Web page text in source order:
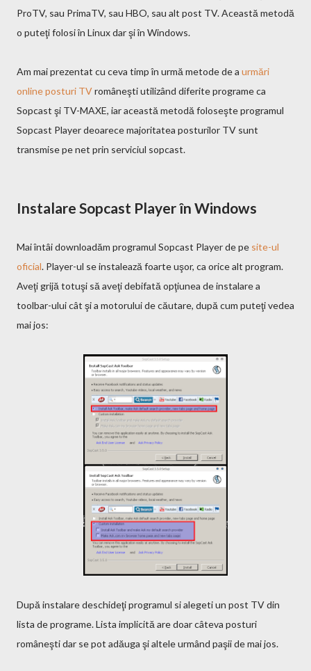
ProTV, sau PrimaTV, sau HBO, sau alt post TV. Această metodă
o puteţi folosi în Linux dar şi în Windows.
Am mai prezentat cu ceva timp în urmă metode de a urmări
online posturi TVromâneşti utilizând diferite programe ca
Sopcast şi TV-MAXE, iar această metodă foloseşte programul
Sopcast Player deoarece majoritatea posturilor TV sunt
transmise pe net prin serviciul sopcast.
Instalare Sopcast Player în Windows
Mai întâi downloadăm programul Sopcast Player de pe site-ul
oficial. Player-ul se instalează foarte uşor, ca orice alt program.
Aveţi grijă totuşi să aveţi debifată opţiunea de instalare a
toolbar-ului cât şi a motorului de căutare, după cum puteţi vedea
mai jos:
După instalare deschideţi programul si alegeti un post TV din
lista de programe. Lista implicită are doar câteva posturi
româneşti dar se pot adăuga şi altele urmând paşii de mai jos.